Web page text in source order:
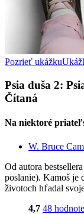
Pozrieť ukážku
Psia duša 2:
Čítaná
Na niektoré
W. Bruce
Od autora
poslanie). Kamoš je
životoch hľadal
4,7 48